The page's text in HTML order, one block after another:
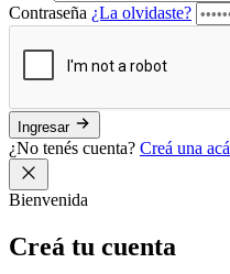
Contraseña ¿La olvidaste?
Ingresar
¿No tenés cuenta? Creá una acá
Bienvenida
Creá tu cuenta